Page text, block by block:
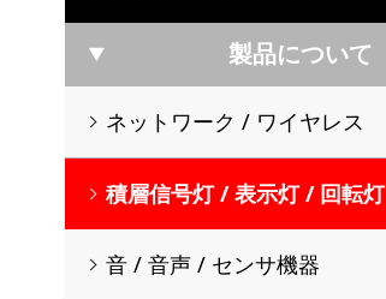
製品について
ネットワーク / ワイヤレス
積層信号灯 / 表示灯 / 回転灯
音 / 音声 / センサ機器